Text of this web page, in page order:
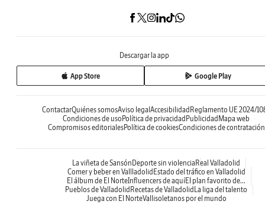
Descargar la app
App Store Google Play
ContactarQuiénes somosAviso legal Accesibilidad Reglamento UE 2024/
Condiciones de uso Política de privacidad Publicidad Mapa web
Compromisos editorialesPolítica de cookiesCondiciones de contratación
La viñeta de Sansón Deporte sin violencia Real Valladolid
Comer y beber en Vallladolid Estado del tráfico en Valladolid
El álbum de El NorteInfluencers de aquíEl plan favorito de...
Pueblos de Valladolid Recetas de Valladolid La liga del talento
Juega con El NorteVallisoletanos por el mundo